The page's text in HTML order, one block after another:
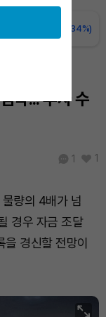
(-0.34%)
박... 투자 수
1 1
량의 4배가 넘
경우 자금 조달
을 경신할 전망이